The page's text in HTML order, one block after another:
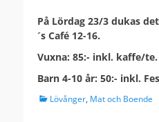
På Lördag 23/3 dukas
´s Café 12-16.
Vuxna: 85:- inkl. kaffe/te.
Barn 4-10 år: 50:- inkl.
Categories
Lövånger, Mat och Boende